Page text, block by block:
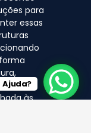
para
essas
e
às
Ajuda?